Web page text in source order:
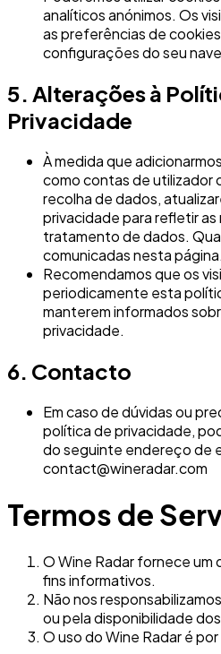
analíticos anónimos. Os
as preferências de
configurações do seu
5. Alterações à
Privacidade
À medida que
como contas de utilizador
recolha de dados,
privacidade para refletir
tratamento de dados.
comunicadas nesta página.
Recomendamos que os
periodicamente esta
manterem informados
privacidade.
6. Contacto
Em caso de dúvidas ou
política de privacidade,
do seguinte endereço de
contact@wineradar.com
Termos de
O Wine Radar fornece um
fins informativos.
Não nos
ou pela disponibilidade
O uso do Wine Radar é